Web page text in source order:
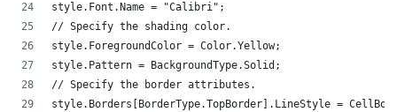
style.Font.Name = "Calibri";
// Specify the shading color.
style.ForegroundColor = Color.Yellow;
style.Pattern = BackgroundType.Solid;
// Specify the border attributes.
style.Borders[BorderType.TopBorder].LineStyle =